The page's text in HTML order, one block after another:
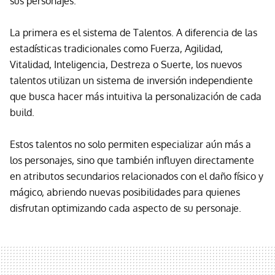
La primera es el sistema de Talentos. A diferencia de las
estadísticas tradicionales como Fuerza, Agilidad,
Vitalidad, Inteligencia, Destreza o Suerte, los nuevos
talentos utilizan un sistema de inversión independiente
que busca hacer más intuitiva la personalización de cada
build.
Estos talentos no solo permiten especializar aún más a
los personajes, sino que también influyen directamente
en atributos secundarios relacionados con el daño físico y
mágico, abriendo nuevas posibilidades para quienes
disfrutan optimizando cada aspecto de su personaje.